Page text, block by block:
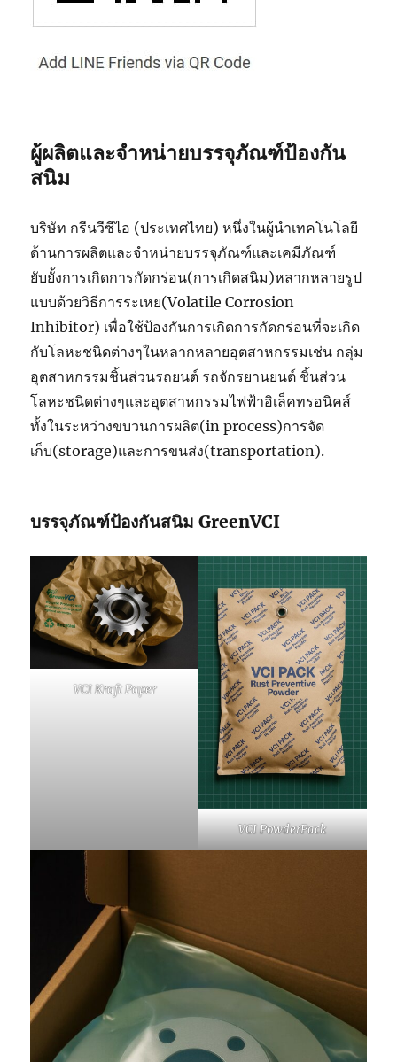
ผู้ผลิตและจำหน่ายบรรจุภัณฑ์ป้องกัน
สนิม
บริษัท กรีนวีซีไอ (ประเทศไทย) หนึ่งในผู้นำเทคโนโลยี
ด้านการผลิตและจำหน่ายบรรจุภัณฑ์และเคมีภัณฑ์
ยับยั้งการเกิดการกัดกร่อน(การเกิดสนิม)หลากหลายรูป
แบบด้วยวิธีการระเหย(Volatile Corrosion
Inhibitor) เพื่อใช้ป้องกันการเกิดการกัดกร่อนที่จะเกิด
กับโลหะชนิดต่างๆในหลากหลายอุตสาหกรรมเช่น กลุ่ม
อุตสาหกรรมชิ้นส่วนรถยนต์ รถจักรยานยนต์ ชิ้นส่วน
โลหะชนิดต่างๆและอุตสาหกรรมไฟฟ้าอิเล็คทรอนิคส์
ทั้งในระหว่างขบวนการผลิต(in process)การจัด
เก็บ(storage)และการขนส่ง(transportation).
บรรจุภัณฑ์ป้องกันสนิม GreenVCI
VCI Kraft Paper
VCI PowderPack